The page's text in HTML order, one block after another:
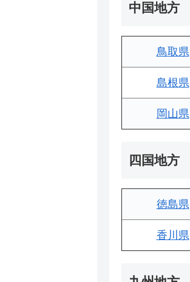
中国地方
鳥取県
島根県
岡山県
四国地方
徳島県
香川県